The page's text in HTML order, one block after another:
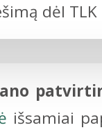
dėl
išsamiai